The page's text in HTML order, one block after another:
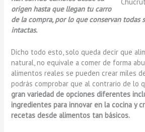
origen hasta que llegan tu carro
de la compra, por lo que conservan todas
intactas.
Dicho todo esto, solo queda decir que
natural, no equivale a comer de forma
alimentos reales se pueden crear miles
podrás comprobar que al contrario de lo
gran variedad de opciones diferentes
ingredientes para innovar en la cocina y
recetas desde alimentos tan básicos.